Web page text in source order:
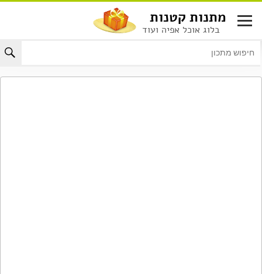
לתוכן
מתנות קטנות
בלוג אוכל אפיה ועוד